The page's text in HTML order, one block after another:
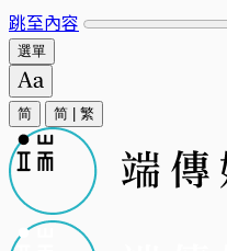
跳至內容
選單
简 简 繁